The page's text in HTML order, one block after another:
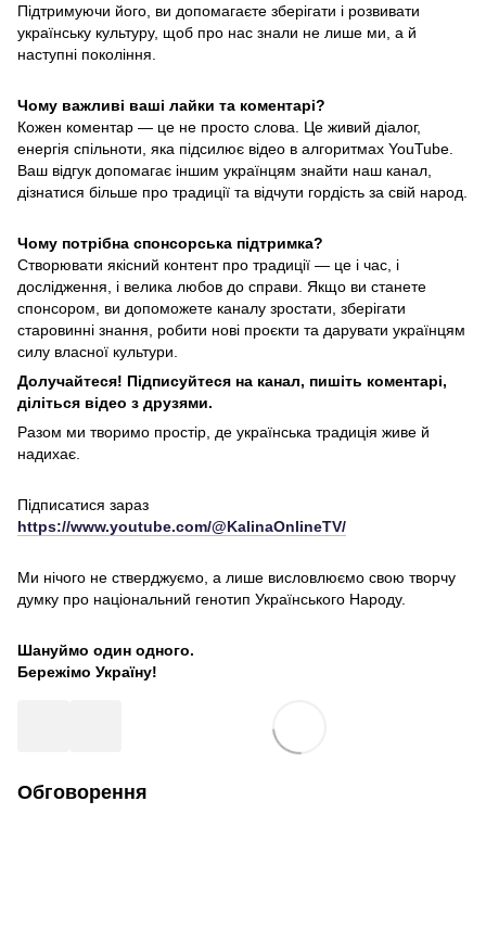
Підтримуючи його, ви допомагаєте зберігати і розвивати
українську культуру, щоб про нас знали не лише ми, а й
наступні покоління.
Чому важливі ваші лайки та коментарі?
Кожен коментар — це не просто слова. Це живий діалог,
енергія спільноти, яка підсилює відео в алгоритмах YouTube.
Ваш відгук допомагає іншим українцям знайти наш канал,
дізнатися більше про традиції та відчути гордість за свій народ.
Чому потрібна спонсорська підтримка?
Створювати якісний контент про традиції — це і час, і
дослідження, і велика любов до справи. Якщо ви станете
спонсором, ви допоможете каналу зростати, зберігати
старовинні знання, робити нові проєкти та дарувати українцям
силу власної культури.
Долучайтеся! Підписуйтеся на канал, пишіть коментарі,
діліться відео з друзями.
Разом ми творимо простір, де українська традиція живе й
надихає.
Підписатися зараз
https://www.youtube.com/@KalinaOnlineTV/
Ми нічого не стверджуємо, а лише висловлюємо свою творчу
думку про національний генотип Українського Народу.
Шануймо один одного.
Бережімо Україну!
Обговорення